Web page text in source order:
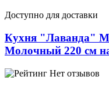
Доступно для доставки
Кухня "Лаванда"
Молочный 220 см
Нет отзывов